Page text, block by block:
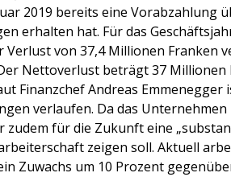
2019 bereits eine Vorabzahlung
erhalten hat. Für das
von 37,4 Millionen Franken
Nettoverlust beträgt 37 Millionen
Finanzchef Andreas
verlaufen. Da das
zudem für die Zukunft eine
zeigen soll. Aktuell
Zuwachs um 10 Prozent